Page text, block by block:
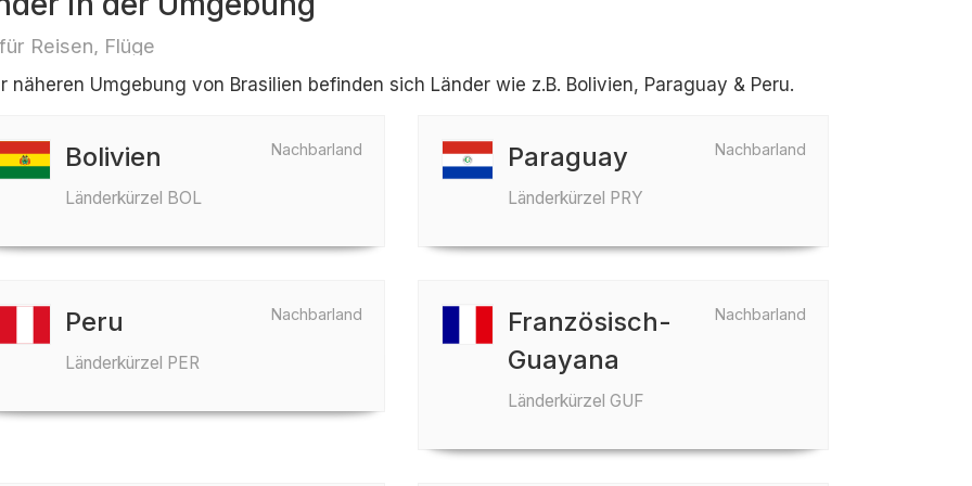
Reisen, Flüge
näheren Umgebung von Brasilien befinden sich Länder wie z.B. Bolivien, Paraguay & Peru.
Nachbarland
Bolivien
Länderkürzel BOL
Nachbarland
Paraguay
Länderkürzel PRY
Nachbarland
Peru
Länderkürzel PER
Nachbarland
Französisch-
Guayana
Länderkürzel GUF